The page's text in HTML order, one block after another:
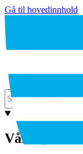
Gå til hovedinnhold
Våre tjenester